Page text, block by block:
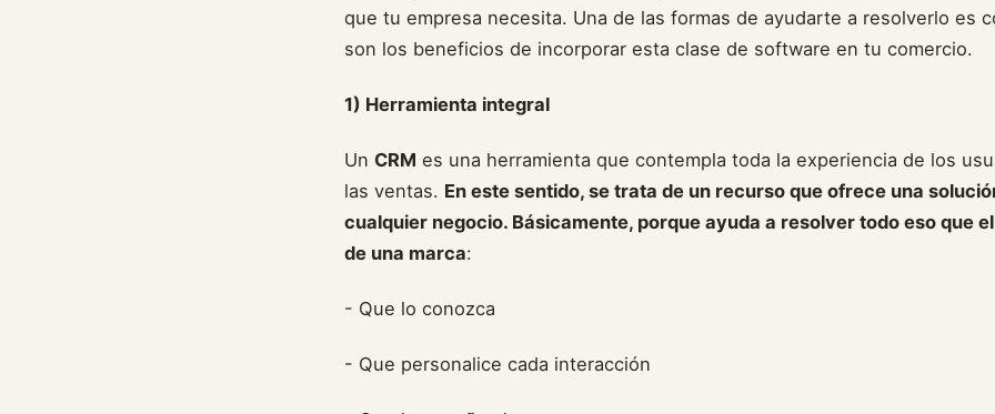
que tu empresa necesita. Una de las formas de ayudarte a resolverlo es
son los beneficios de incorporar esta clase de software en tu comercio.
1) Herramienta integral
Un CRM es una herramienta que contempla toda la experiencia de los
las ventas. En este sentido, se trata de un recurso que ofrece una
cualquier negocio. Básicamente, porque ayuda a resolver todo eso que
de una marca:
- Que lo conozca
- Que personalice cada interacción